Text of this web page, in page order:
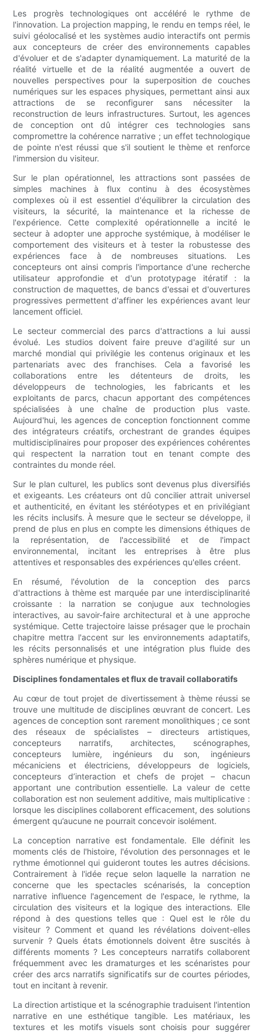
Les progrès technologiques ont accéléré le rythme de
l'innovation. La projection mapping, le rendu en temps réel, le
suivi géolocalisé et les systèmes audio interactifs ont permis
aux concepteurs de créer des environnements capables
d'évoluer et de s'adapter dynamiquement. La maturité de la
réalité virtuelle et de la réalité augmentée a ouvert de
nouvelles perspectives pour la superposition de couches
numériques sur les espaces physiques, permettant ainsi aux
attractions de se reconfigurer sans nécessiter la
reconstruction de leurs infrastructures. Surtout, les agences
de conception ont dû intégrer ces technologies sans
compromettre la cohérence narrative ; un effet technologique
de pointe n'est réussi que s'il soutient le thème et renforce
l'immersion du visiteur.
Sur le plan opérationnel, les attractions sont passées de
simples machines à flux continu à des écosystèmes
complexes où il est essentiel d'équilibrer la circulation des
visiteurs, la sécurité, la maintenance et la richesse de
l'expérience. Cette complexité opérationnelle a incité le
secteur à adopter une approche systémique, à modéliser le
comportement des visiteurs et à tester la robustesse des
expériences face à de nombreuses situations. Les
concepteurs ont ainsi compris l'importance d'une recherche
utilisateur approfondie et d'un prototypage itératif : la
construction de maquettes, de bancs d'essai et d'ouvertures
progressives permettent d'affiner les expériences avant leur
lancement officiel.
Le secteur commercial des parcs d'attractions a lui aussi
évolué. Les studios doivent faire preuve d'agilité sur un
marché mondial qui privilégie les contenus originaux et les
partenariats avec des franchises. Cela a favorisé les
collaborations entre les détenteurs de droits, les
développeurs de technologies, les fabricants et les
exploitants de parcs, chacun apportant des compétences
spécialisées à une chaîne de production plus vaste.
Aujourd'hui, les agences de conception fonctionnent comme
des intégrateurs créatifs, orchestrant de grandes équipes
multidisciplinaires pour proposer des expériences cohérentes
qui respectent la narration tout en tenant compte des
contraintes du monde réel.
Sur le plan culturel, les publics sont devenus plus diversifiés
et exigeants. Les créateurs ont dû concilier attrait universel
et authenticité, en évitant les stéréotypes et en privilégiant
les récits inclusifs. À mesure que le secteur se développe, il
prend de plus en plus en compte les dimensions éthiques de
la représentation, de l'accessibilité et de l'impact
environnemental, incitant les entreprises à être plus
attentives et responsables des expériences qu'elles créent.
En résumé, l'évolution de la conception des parcs
d'attractions à thème est marquée par une interdisciplinarité
croissante : la narration se conjugue aux technologies
interactives, au savoir-faire architectural et à une approche
systémique. Cette trajectoire laisse présager que le prochain
chapitre mettra l'accent sur les environnements adaptatifs,
les récits personnalisés et une intégration plus fluide des
sphères numérique et physique.
Disciplines fondamentales et flux de travail collaboratifs
Au cœur de tout projet de divertissement à thème réussi se
trouve une multitude de disciplines œuvrant de concert. Les
agences de conception sont rarement monolithiques ; ce sont
des réseaux de spécialistes – directeurs artistiques,
concepteurs narratifs, architectes, scénographes,
concepteurs lumière, ingénieurs du son, ingénieurs
mécaniciens et électriciens, développeurs de logiciels,
concepteurs d’interaction et chefs de projet – chacun
apportant une contribution essentielle. La valeur de cette
collaboration est non seulement additive, mais multiplicative :
lorsque les disciplines collaborent efficacement, des solutions
émergent qu’aucune ne pourrait concevoir isolément.
La conception narrative est fondamentale. Elle définit les
moments clés de l'histoire, l'évolution des personnages et le
rythme émotionnel qui guideront toutes les autres décisions.
Contrairement à l'idée reçue selon laquelle la narration ne
concerne que les spectacles scénarisés, la conception
narrative influence l'agencement de l'espace, le rythme, la
circulation des visiteurs et la logique des interactions. Elle
répond à des questions telles que : Quel est le rôle du
visiteur ? Comment et quand les révélations doivent-elles
survenir ? Quels états émotionnels doivent être suscités à
différents moments ? Les concepteurs narratifs collaborent
fréquemment avec les dramaturges et les scénaristes pour
créer des arcs narratifs significatifs sur de courtes périodes,
tout en incitant à revenir.
La direction artistique et la scénographie traduisent l'intention
narrative en une esthétique tangible. Les matériaux, les
textures et les motifs visuels sont choisis pour suggérer